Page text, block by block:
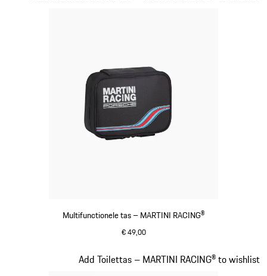
Multifunctionele tas – MARTINI RACING®
€ 49,00
Add Toilettas – MARTINI RACING® to wishlist